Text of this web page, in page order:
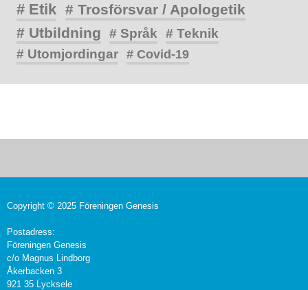
# Etik # Trosförsvar / Apologetik
# Utbildning
# Språk
# Teknik
# Utomjordingar # Covid-19
Copyright © 2025 Föreningen Genesis
Postadress:
Föreningen Genesis
c/o Magnus Lindborg
Åkerbacken 3
921 35 Lycksele